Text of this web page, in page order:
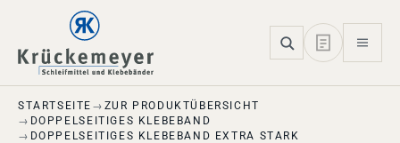
Skip to main navigation
Skip to main content
Skip to page footer
STARTSEITE
ZUR PRODUKTÜBERSICHT
DOPPELSEITIGES KLEBEBAND
DOPPELSEITIGES KLEBEBAND EXTRA STARK